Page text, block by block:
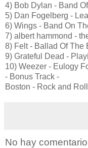
4) Bob Dylan - Band
5) Dan Fogelberg -
6) Wings - Band On
7) albert hammond -
8) Felt - Ballad Of The
9) Grateful Dead -
10) Weezer - Eulogy
- Bonus Track -
Boston - Rock and
No hay